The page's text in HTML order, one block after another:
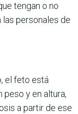
tengan o no
personales de
el feto está
y en altura,
a partir de ese